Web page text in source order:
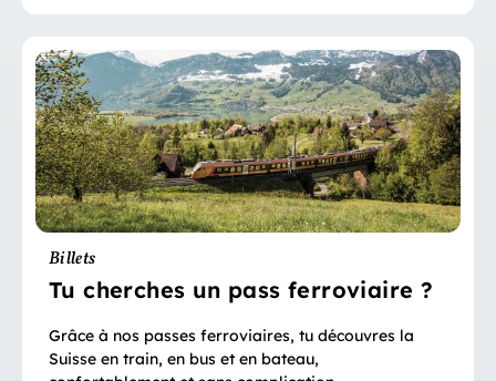
Billets
Tu cherches un pass ferroviaire ?
Grâce à nos passes ferroviaires, tu découvres la
Suisse en train, en bus et en bateau,